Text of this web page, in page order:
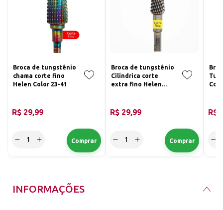
Broca de tungstênio
chama corte fino
Helen Color 23-41
R$ 29,99
Broca de tungstênio
Cilíndrica corte
extra fino Helen
R$ 29,99 R$
INFORMAÇÕES